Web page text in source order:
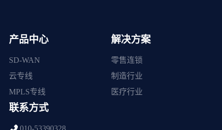
产品中心
SD-WAN
云专线
MPLS专线
解决方案
零售连锁
制造行业
医疗行业
联系方式
010-53390328